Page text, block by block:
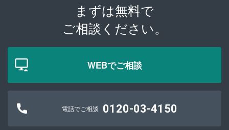
まずは無料で
ご相談ください。
WEBでご相談
電話でご相談 0120-03-4150